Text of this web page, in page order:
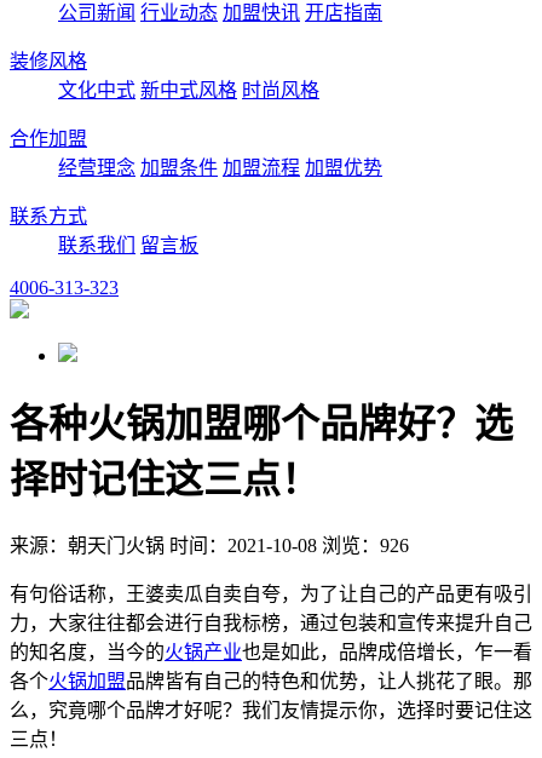
公司新闻 行业动态 加盟快讯 开店指南
装修风格
文化中式 新中式风格 时尚风格
合作加盟
经营理念 加盟条件 加盟流程 加盟优势
联系方式
联系我们
留言板
4006-313-323
各种火锅加盟哪个品牌好？选
择时记住这三点！
来源：朝天门火锅 时间：2021-10-08 浏览：926
有句俗话称，王婆卖瓜自卖自夸，为了让自己的产品更有吸引
力，大家往往都会进行自我标榜，通过包装和宣传来提升自己
的知名度，当今的火锅产业也是如此，品牌成倍增长，乍一看
各个火锅加盟品牌皆有自己的特色和优势，让人挑花了眼。那
么，究竟哪个品牌才好呢？我们友情提示你，选择时要记住这
三点！